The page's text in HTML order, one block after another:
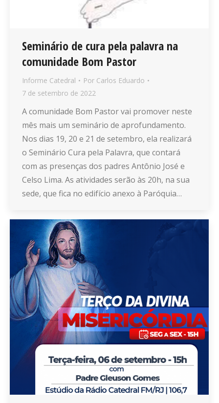
Seminário de cura pela palavra na
comunidade Bom Pastor
Informe Catedral Por Carlos Eduardo
7 de setembro de 2022
A comunidade Bom Pastor vai promover neste
mês mais um seminário de aprofundamento.
Nos dias 19, 20 e 21 de setembro, ela realizará
o Seminário Cura pela Palavra, que contará
com as presenças dos padres Antônio José e
Celso Lima. As atividades serão às 20h, na sua
sede, que fica no edifício anexo à Paróquia…